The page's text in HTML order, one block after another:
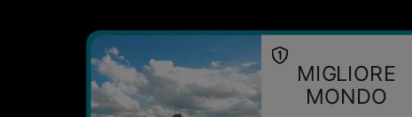
MIGLIORE
MONDO